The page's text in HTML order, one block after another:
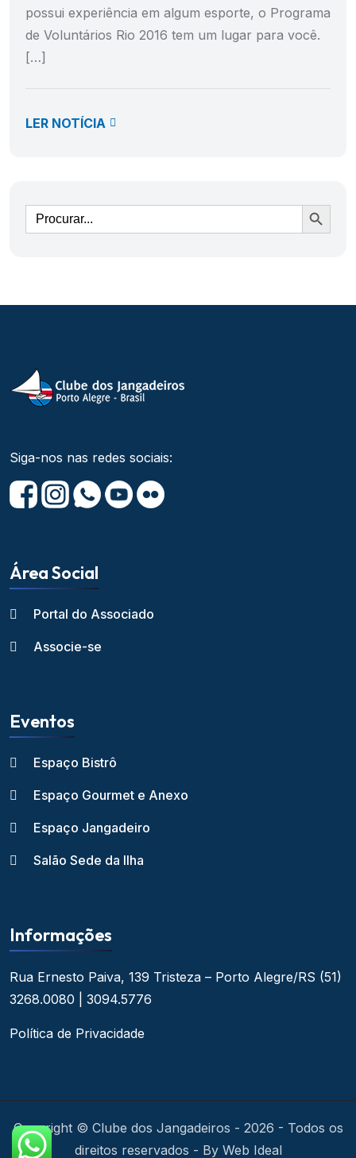
possui experiência em algum esporte, o Programa
de Voluntários Rio 2016 tem um lugar para você.
[…]
LER NOTÍCIA
Ir
Siga-nos nas redes sociais:
Área Social
Portal do Associado
Associe-se
Eventos
Espaço Bistrô
Espaço Gourmet e Anexo
Espaço Jangadeiro
Salão Sede da Ilha
Informações
Rua Ernesto Paiva, 139 Tristeza – Porto Alegre/RS (51)
3268.0080 | 3094.5776
Política de Privacidade
Copyright © Clube dos Jangadeiros - 2026 - Todos os
direitos reservados - By Web Ideal